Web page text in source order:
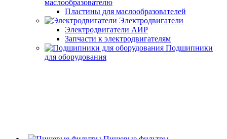
маслообразователю
Пластины для маслообразователей
Электродвигатели
Электродвигатели АИР
Запчасти к электродвигателям
Подшипники
для оборудования